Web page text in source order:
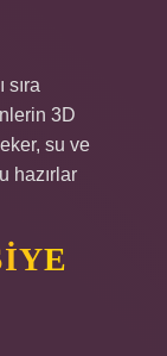
sıra
3D
su ve
hazırlar